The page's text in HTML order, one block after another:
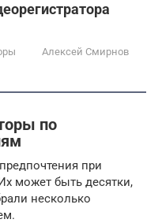
Алексей Смирнов
по
при
может быть десятки,
несколько